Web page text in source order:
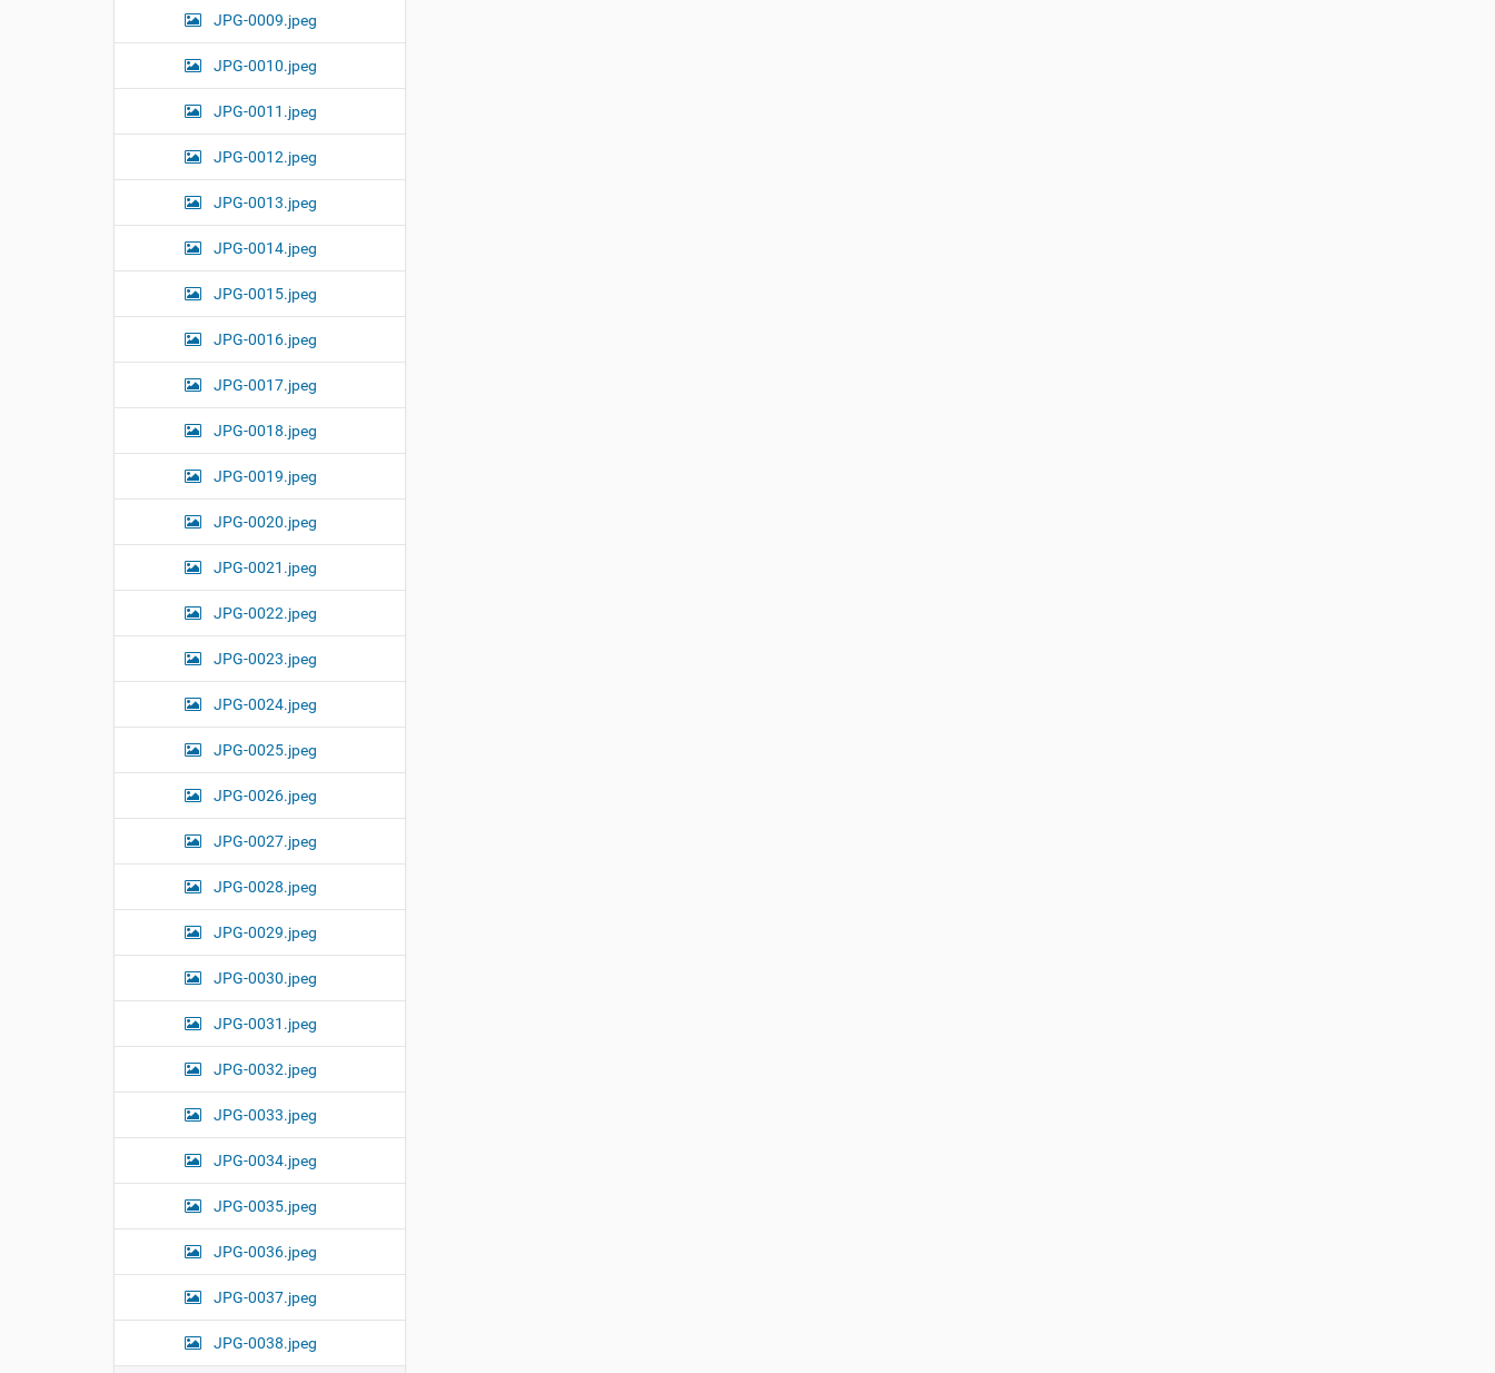
JPG-0009.jpeg
JPG-0010.jpeg
JPG-0011.jpeg
JPG-0012.jpeg
JPG-0013.jpeg
JPG-0014.jpeg
JPG-0015.jpeg
JPG-0016.jpeg
JPG-0017.jpeg
JPG-0018.jpeg
JPG-0019.jpeg
JPG-0020.jpeg
JPG-0021.jpeg
JPG-0022.jpeg
JPG-0023.jpeg
JPG-0024.jpeg
JPG-0025.jpeg
JPG-0026.jpeg
JPG-0027.jpeg
JPG-0028.jpeg
JPG-0029.jpeg
JPG-0030.jpeg
JPG-0031.jpeg
JPG-0032.jpeg
JPG-0033.jpeg
JPG-0034.jpeg
JPG-0035.jpeg
JPG-0036.jpeg
JPG-0037.jpeg
JPG-0038.jpeg